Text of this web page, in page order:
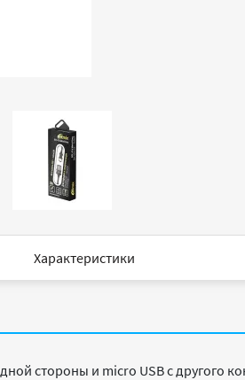
Характеристики
стороны и micro USB с другого